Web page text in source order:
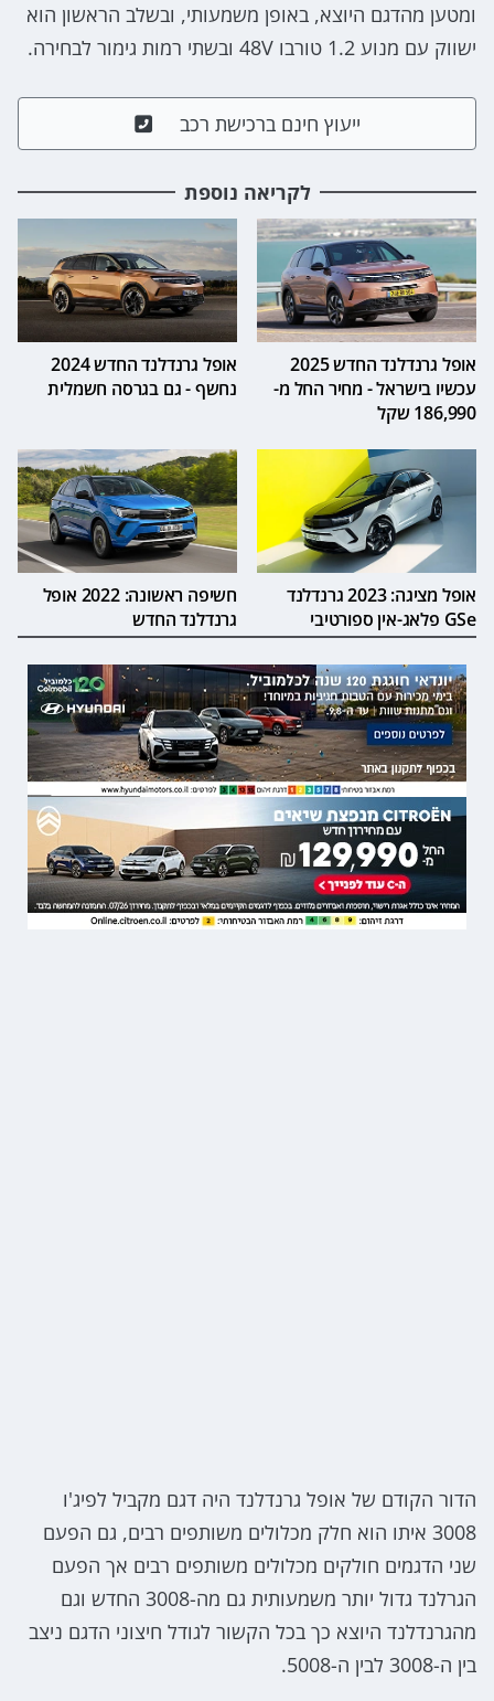
ומטען מהדגם היוצא, באופן משמעותי, ובשלב הראשון הוא
ישווק עם מנוע 1.2 טורבו 48V ובשתי רמות גימור לבחירה.
ייעוץ חינם ברכישת רכב
לקריאה נוספת
אופל גרנדלנד החדש 2025
עכשיו בישראל - מחיר החל מ-
186,990 שקל
אופל גרנדלנד החדש 2024
נחשף - גם בגרסה חשמלית
אופל מציגה: 2023 גרנדלנד
GSe פלאג-אין ספורטיבי
חשיפה ראשונה: 2022 אופל
גרנדלנד החדש
הדור הקודם של אופל גרנדלנד היה דגם מקביל לפיג'ו
3008 איתו הוא חלק מכלולים משותפים רבים, גם הפעם
שני הדגמים חולקים מכלולים משותפים רבים אך הפעם
הגרלנד גדול יותר משמעותית גם מה-3008 החדש וגם
מהגרנדלנד היוצא כך בכל הקשור לגודל חיצוני הדגם ניצב
בין ה-3008 לבין ה-5008.